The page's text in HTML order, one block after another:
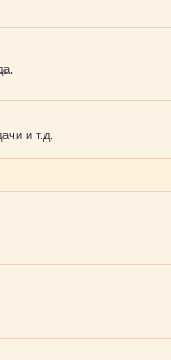
и т.д.